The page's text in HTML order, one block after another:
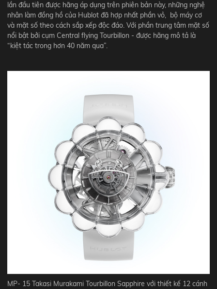
lần đầu tiên được hãng áp dụng trên phiên bản này, những nghệ
nhân làm đồng hồ của Hublot đã hợp nhất phần vỏ, bộ máy cơ
và mặt số theo cách sắp xếp độc đáo. Với phần trung tâm mặt số
nổi bật bởi cụm Central flying Tourbillon - được hãng mô tả là
“kiệt tác trong hơn 40 năm qua”.
MP- 15 Takasi Murakami Tourbillon Sapphire với thiết kế 12 cánh